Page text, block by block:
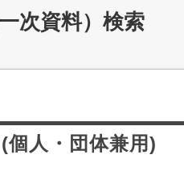
次資料）検索
人・団体兼用)